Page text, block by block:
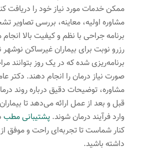
ممکن خدمات مورد نیاز خود را دریافت
مشاوره اولیه، معاینه، بررسی تصاویر
برنامه جراحی با نظم و کیفیت بالا
رزرو نوبت برای بیماران غیرساکن نوشهر
برنامه‌ریزی شده که در یک روز بتوانند
صورت نیاز درمان را انجام دهند. دکتر
مشاوره، توضیحات دقیق درباره روند
قبل و بعد از عمل ارائه می‌دهد تا
وارد فرآیند درمان شوند. پشتیبانی مطب
کنار شماست تا تجربه‌ای راحت و موفق
داشته باشید.